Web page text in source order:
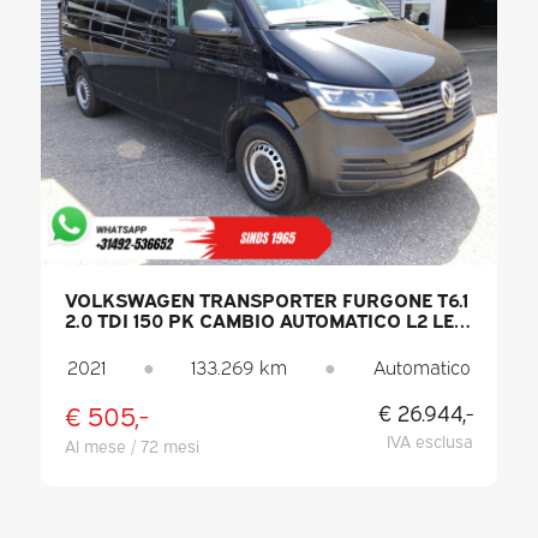
VOLKSWAGEN TRANSPORTER FURGONE T6.1
2.0 TDI 150 PK CAMBIO AUTOMATICO L2 LED
RISCALDATI / CARPLAY / PDC / CRUISE
CONTROL / ARIA CONDIZIONATA / GANCIO
2021 ● 133.269 km ● Automatico
€ 505,-
Al mese / 72 mesi
€ 26.944,-
IVA esclusa